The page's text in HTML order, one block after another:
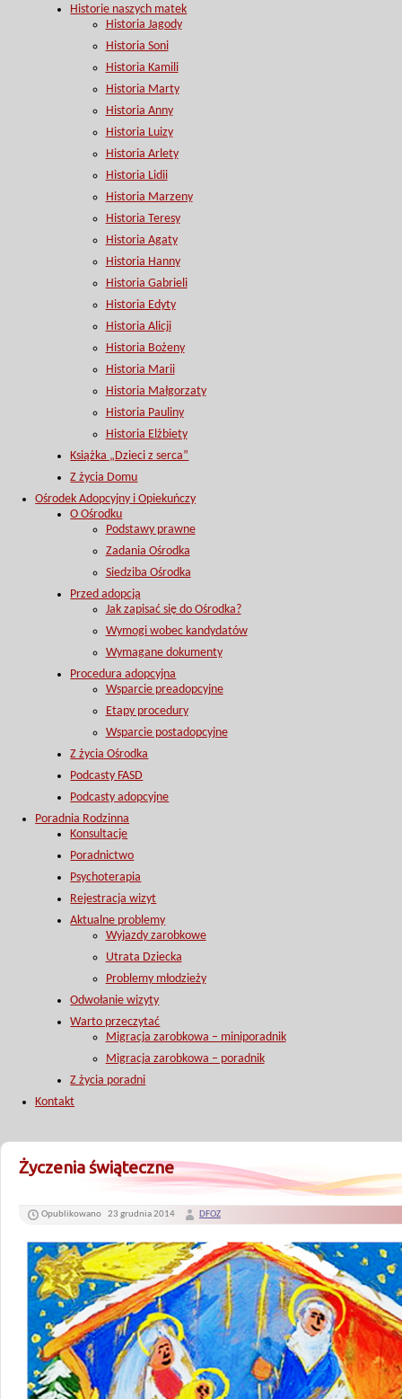
Historie naszych matek
Historia Jagody
Historia Soni
Historia Kamili
Historia Marty
Historia Anny
Historia Luizy
Historia Arlety
Historia Lidii
Historia Marzeny
Historia Teresy
Historia Agaty
Historia Hanny
Historia Gabrieli
Historia Edyty
Historia Alicji
Historia Bożeny
Historia Marii
Historia Małgorzaty
Historia Pauliny
Historia Elżbiety
Książka „Dzieci z serca”
Z życia Domu
Ośrodek Adopcyjny i Opiekuńczy
O Ośrodku
Podstawy prawne
Zadania Ośrodka
Siedziba Ośrodka
Przed adopcją
Jak zapisać się do Ośrodka?
Wymogi wobec kandydatów
Wymagane dokumenty
Procedura adopcyjna
Wsparcie preadopcyjne
Etapy procedury
Wsparcie postadopcyjne
Z życia Ośrodka
Podcasty FASD
Podcasty adopcyjne
Poradnia Rodzinna
Konsultacje
Poradnictwo
Psychoterapia
Rejestracja wizyt
Aktualne problemy
Wyjazdy zarobkowe
Utrata Dziecka
Problemy młodzieży
Odwołanie wizyty
Warto przeczytać
Migracja zarobkowa – miniporadnik
Migracja zarobkowa – poradnik
Z życia poradni
Kontakt
Życzenia świąteczne
Opublikowano 23 grudnia 2014 DFOZ